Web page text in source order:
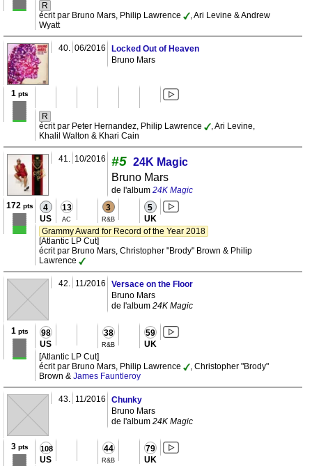
R
écrit par Bruno Mars, Philip Lawrence
, Ari Levine & Andrew
Wyatt
40. 06/2016
Locked Out of Heaven
Bruno Mars
1 pts
R
écrit par Peter Hernandez, Philip Lawrence
, Ari Levine,
Khalil Walton & Khari Cain
41. 10/2016 #5 24K Magic
Bruno Mars
de l'album 24K Magic
172 pts 4
US
13
AC
3
R&B
5
UK
Grammy Award for Record of the Year 2018
[Atlantic LP Cut]
écrit par Bruno Mars, Christopher "Brody" Brown & Philip
Lawrence
42. 11/2016
Versace on the Floor
Bruno Mars
de l'album 24K Magic
1 pts 98
US
38
R&B
59
UK
[Atlantic LP Cut]
écrit par Bruno Mars, Philip Lawrence
, Christopher "Brody"
Brown & James Fauntleroy
43. 11/2016
Chunky
Bruno Mars
de l'album 24K Magic
3pts
108
US
44
R&B
79
UK